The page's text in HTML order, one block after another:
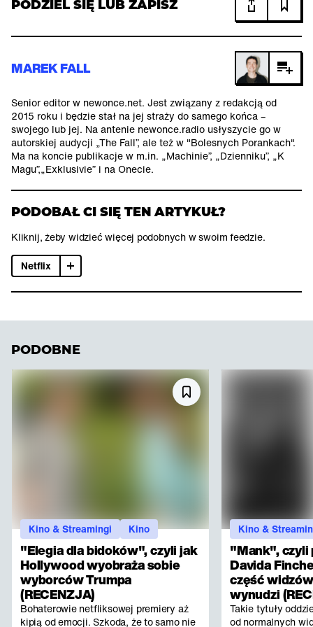
PODZIEL SIĘ LUB ZAPISZ
MAREK FALL
Senior editor w newonce.net. Jest związany z redakcją od
2015 roku i będzie stał na jej straży do samego końca –
swojego lub jej. Na antenie newonce.radio usłyszycie go w
autorskiej audycji „The Fall”, ale też w "Bolesnych Porankach".
Ma na koncie publikacje w m.in. „Machinie”, „Dzienniku”, „K
Magu”,„Exklusivie” i na Onecie.
PODOBAŁ CI SIĘ TEN ARTYKUŁ?
Kliknij, żeby widzieć więcej podobnych w swoim feedzie.
Netflix
PODOBNE
"Elegia dla bidoków", czyli jak
Hollywood wyobraża sobie
wyborców Trumpa
(RECENZJA)
Bohaterowie netfliksowej premiery aż
kipią od emocji. Szkoda, że to samo nie
Kino & Streamingi Kino
"Mank",
Davida
część
wynudzi
Takie tytuły
od normalnych
Kino &